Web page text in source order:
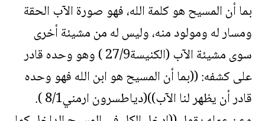
بما أن المسيح هو كلمة الله، فهو صورة الآب الحقة
ومسار له ومولود منه، وليس له من مشيئة أخرى
سوى مشيئة الآب (الكنيسة27/9 ) وهو وحده قادر
على كشفه: ((بما أن المسيح هو ابن الله فهو وحده
قادر أن يظهر لنا الآب))(دياطسرون ارمني8/1 ).